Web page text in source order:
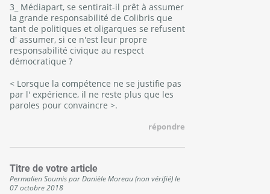
3_ Médiapart, se sentirait-il prêt à assumer
la grande responsabilité de Colibris que
tant de politiques et oligarques se refusent
d' assumer, si ce n'est leur propre
responsabilité civique au respect
démocratique ?
< Lorsque la compétence ne se justifie pas
par l' expérience, il ne reste plus que les
paroles pour convaincre >.
répondre
Titre de votre article
PermalienSoumis parDanièle Moreau (non vérifié)le
07 octobre 2018